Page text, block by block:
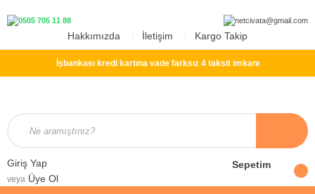
Hakkımızda İletişim Kargo Takip
İşbankası kredi kartına vade farksız 4 taksit imkanı
Giriş Yap
veya Üye Ol
Sepetim